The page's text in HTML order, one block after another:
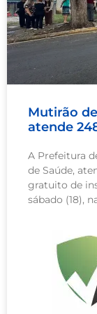
Mutirão
atende
A Prefeitura
de Saúde,
gratuito de
sábado (18),